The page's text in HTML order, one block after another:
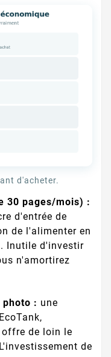
d'acheter.
30 pages/mois) :
d'entrée de
de l'alimenter en
. Inutile d'investir
n'amortirez
photo : une
offre de loin le
de